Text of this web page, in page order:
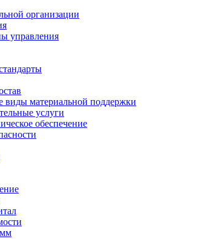
организации
управления
материальной поддержки
услуги
обеспечение